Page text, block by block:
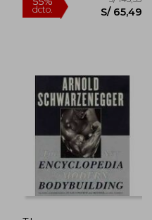
dcto. S/ 159,24